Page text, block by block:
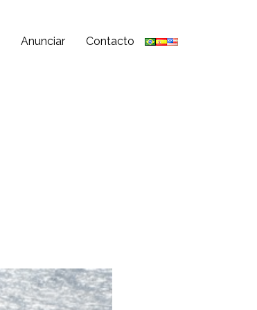
Anunciar Contacto